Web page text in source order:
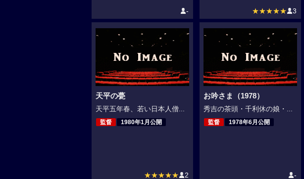
- ★★★★★ 3
天平の甍
天平五年春、若い日本人僧...
監督 1980年1月公開
★★★★★ 2
お吟さま（1978）
秀吉の茶頭・千利休の娘・...
監督 1978年6月公開
-